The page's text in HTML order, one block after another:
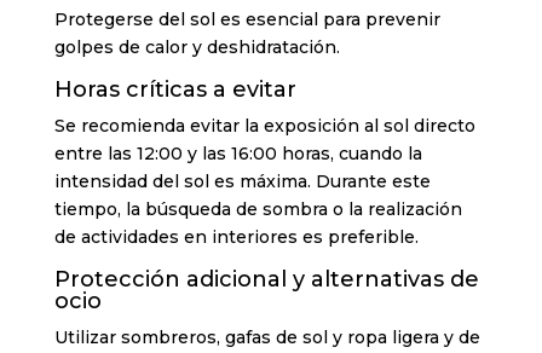
Protegerse del sol es esencial para prevenir
golpes de calor y deshidratación.
Horas críticas a evitar
Se recomienda evitar la exposición al sol directo
entre las 12:00 y las 16:00 horas, cuando la
intensidad del sol es máxima. Durante este
tiempo, la búsqueda de sombra o la realización
de actividades en interiores es preferible.
Protección adicional y alternativas de
ocio
Utilizar sombreros, gafas de sol y ropa ligera y de